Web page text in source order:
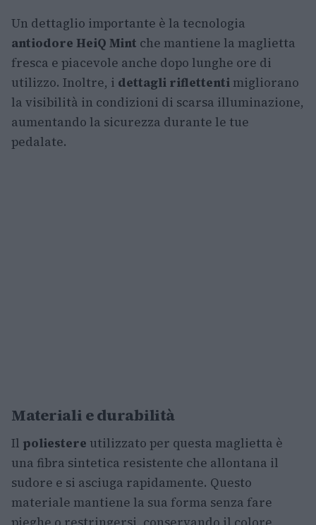
Un dettaglio importante è la tecnologia
antiodore HeiQ Mint che mantiene la maglietta
fresca e piacevole anche dopo lunghe ore di
utilizzo. Inoltre, i dettagli riflettenti migliorano
la visibilità in condizioni di scarsa illuminazione,
aumentando la sicurezza durante le tue
pedalate.
Materiali e durabilità
Il poliestere utilizzato per questa maglietta è
una fibra sintetica resistente che allontana il
sudore e si asciuga rapidamente. Questo
materiale mantiene la sua forma senza fare